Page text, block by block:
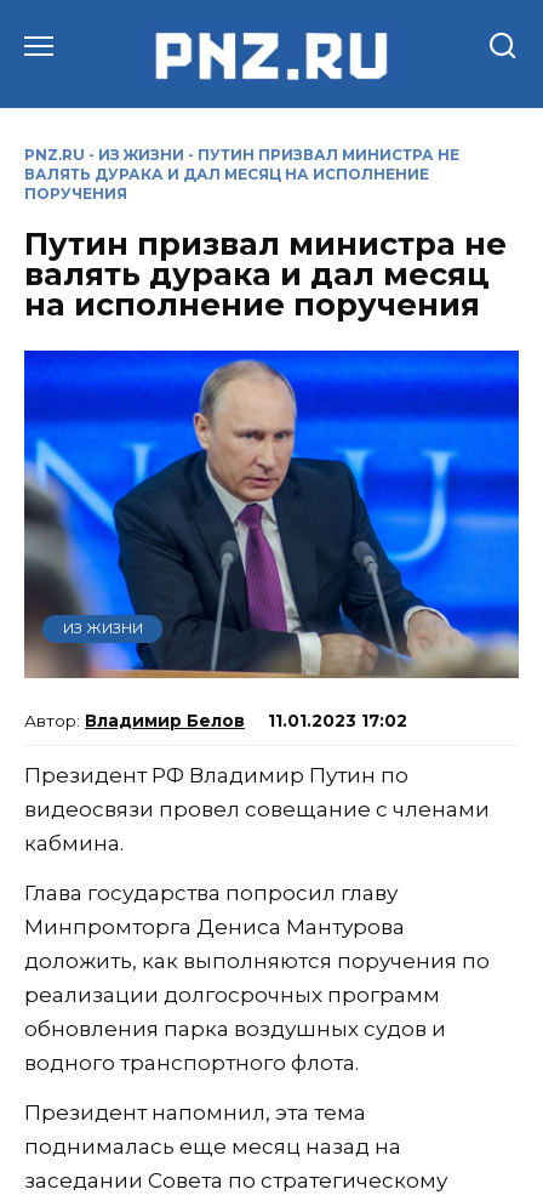
PNZ.RU - ИЗ ЖИЗНИ - ПУТИН ПРИЗВАЛ МИНИСТРА НЕ
ВАЛЯТЬ ДУРАКА И ДАЛ МЕСЯЦ НА ИСПОЛНЕНИЕ
ПОРУЧЕНИЯ
Путин призвал министра не
валять дурака и дал месяц
на исполнение поручения
ИЗ ЖИЗНИ
Владимир Белов 11.01.2023 17:02
Президент РФ Владимир Путин по
видеосвязи провел совещание с членами
кабмина.
Глава государства попросил главу
Минпромторга Дениса Мантурова
доложить, как выполняются поручения по
реализации долгосрочных программ
обновления парка воздушных судов и
водного транспортного флота.
Президент напомнил, эта тема
поднималась еще месяц назад на
заседании Совета по стратегическому